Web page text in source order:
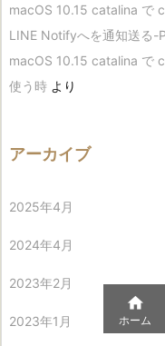
macOS 10.15 catalina で
LINE Notifyへを通知送る-
macOS 10.15 catalina で
使う時 より
アーカイブ
2025年4月
2024年4月
2023年2月
2023年1月

ホーム